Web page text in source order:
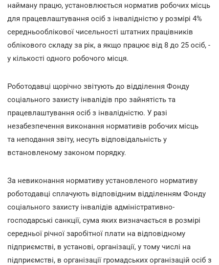
найману працю, установлюється норматив робочих місць
для працевлаштування осіб з інвалідністю у розмірі 4%
середньооблікової чисельності штатних працівників
облікового складу за рік, а якщо працює від 8 до 25 осіб, -
у кількості одного робочого місця.
Роботодавці щорічно звітують до відділення Фонду
соціального захисту інвалідів про зайнятість та
працевлаштування осіб з інвалідністю. У разі
незабезпечення виконання нормативів робочих місць
та неподання звіту, несуть відповідальність у
встановленому законом порядку.
За невиконання нормативу установленого нормативу
роботодавці сплачують відповідним відділенням Фонду
соціального захисту інвалідів адміністративно-
господарські санкції, сума яких визначається в розмірі
середньої річної заробітної плати на відповідному
підприємстві, в установі, організації, у тому числі на
підприємстві, в організації громадських організацій осіб з